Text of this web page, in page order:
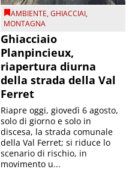
AMBIENTE,GHIACCIAI,
MONTAGNA
Ghiacciaio
Planpincieux,
riapertura diurna
della strada della Val
Ferret
Riapre oggi, giovedì 6 agosto,
solo di giorno e solo in
discesa, la strada comunale
della Val Ferret; si riduce lo
scenario di rischio, in
movimento u...